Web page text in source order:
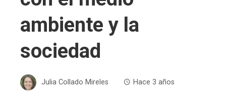
ambiente y la
sociedad
Julia Collado Mireles Hace 3 años